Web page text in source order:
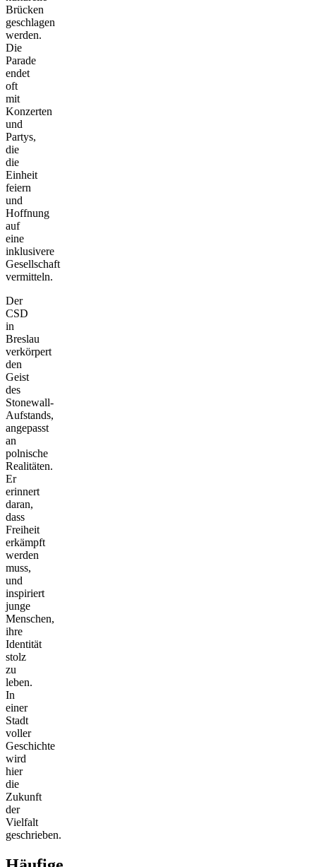
Brücken
geschlagen
werden.
Die
Parade
endet
oft
mit
Konzerten
und
Partys,
die
die
Einheit
feiern
und
Hoffnung
auf
eine
inklusivere
Gesellschaft
vermitteln.
Der
CSD
in
Breslau
verkörpert
den
Geist
des
Stonewall-
Aufstands,
angepasst
an
polnische
Realitäten.
Er
erinnert
daran,
dass
Freiheit
erkämpft
werden
muss,
und
inspiriert
junge
Menschen,
ihre
Identität
stolz
zu
leben.
In
einer
Stadt
voller
Geschichte
wird
hier
die
Zukunft
der
Vielfalt
geschrieben.